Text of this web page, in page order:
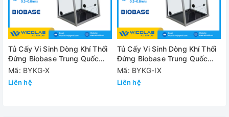
Tốc độ dòng khí
0.3 m/s ~
Vật liệu chế tạo
+ Bên
khuẩn
+ Buồng
Màng lọc
Tủ Cấy Vi Sinh Dòng Khí Thổi
Đứng Biobase Trung Quốc
BYKG-X | Nhựa Phenolic
Mã: BYKG-X
Liên hệ
Tủ Cấy Vi Sinh Dòng Khí Thổi
Đứng Biobase Trung Quốc
BYKG-IX | Nhựa Phenolic
Mã: BYKG-IX
Liên hệ